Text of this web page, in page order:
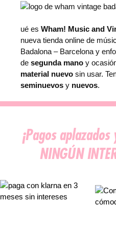
ué es Wham! Music and
nueva tienda online de
Badalona – Barcelona y
de segunda mano y
material nuevo sin usar.
seminuevos y nuevos.
¡Pagos
NINGÚN